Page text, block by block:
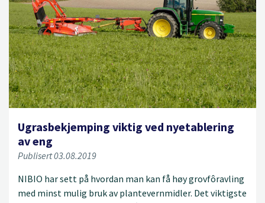
Ugrasbekjemping viktig ved nyetablering
av eng
Publisert 03.08.2019
NIBIO har sett på hvordan man kan få høy grovfôravling
med minst mulig bruk av plantevernmidler. Det viktigste